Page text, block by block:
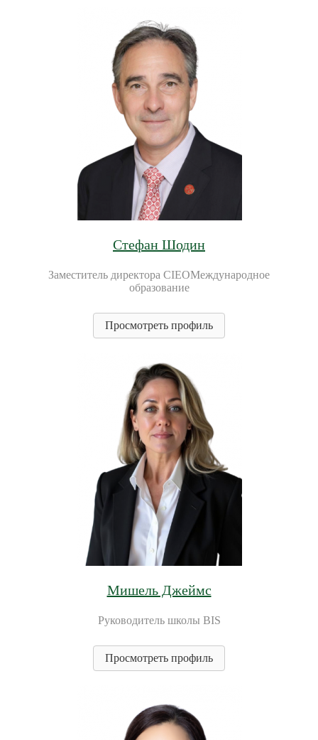
Стефан Шодин
Заместитель директора CIEOМеждународное
образование
Просмотреть профиль
Мишель Джеймс
Руководитель школы BIS
Просмотреть профиль